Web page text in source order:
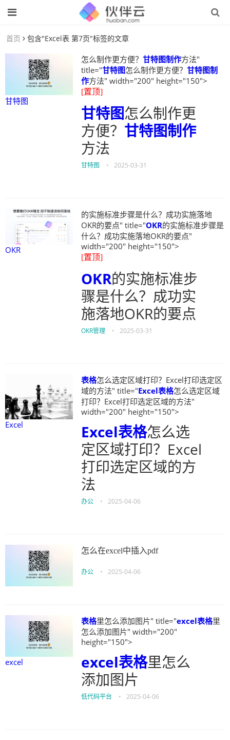
首页 包含"Excel表 第7页"标签的文章
甘特图
怎么制作更方便？ 甘特图制作方法"
title="甘特图怎么制作更方便？ 甘特图制
作方法" width="200" height="150">
[置顶]
甘特图怎么制作更
方便？ 甘特图制作
方法
甘特图 • 2025-03-31
OKR
的实施标准步骤是什么？成功实施落地
OKR的要点" title="OKR的实施标准步骤是
什么？成功实施落地OKR的要点"
width="200" height="150">
[置顶]
OKR的实施标准步
骤是什么？成功实
施落地OKR的要点
OKR管理 • 2025-03-31
Excel
表格怎么选定区域打印？Excel打印选定区
域的方法" title="Excel表格怎么选定区域
打印？Excel打印选定区域的方法"
width="200" height="150">
Excel表格怎么选
定区域打印？Excel
打印选定区域的方
法
办公 • 2025-04-06
怎么在excel中插入pdf
办公 • 2025-04-06
excel
表格里怎么添加图片" title="excel表格里
怎么添加图片" width="200"
height="150">
excel表格里怎么
添加图片
低代码平台 • 2025-04-06